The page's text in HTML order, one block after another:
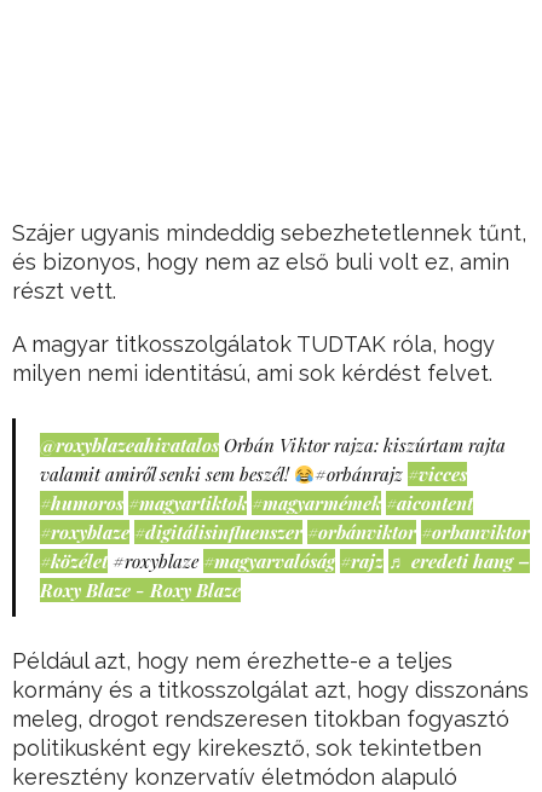
Szájer ugyanis mindeddig sebezhetetlennek tűnt,
és bizonyos, hogy nem az első buli volt ez, amin
részt vett.
A magyar titkosszolgálatok TUDTAK róla, hogy
milyen nemi identitású, ami sok kérdést felvet.
@roxyblazeahivatalos Orbán Viktor rajza: kiszúrtam rajta
valamit amiről senki sem beszél!
#orbánrajz #vicces
#humoros #magyartiktok #magyarmémek #aicontent
#roxyblaze #digitálisinfluenszer #orbánviktor #orbanviktor
#közélet #roxyblaze #magyarvalóság #rajz ♬ eredeti hang –
Roxy Blaze - Roxy Blaze
Például azt, hogy nem érezhette-e a teljes
kormány és a titkosszolgálat azt, hogy disszonáns
meleg, drogot rendszeresen titokban fogyasztó
politikusként egy kirekesztő, sok tekintetben
keresztény konzervatív életmódon alapuló